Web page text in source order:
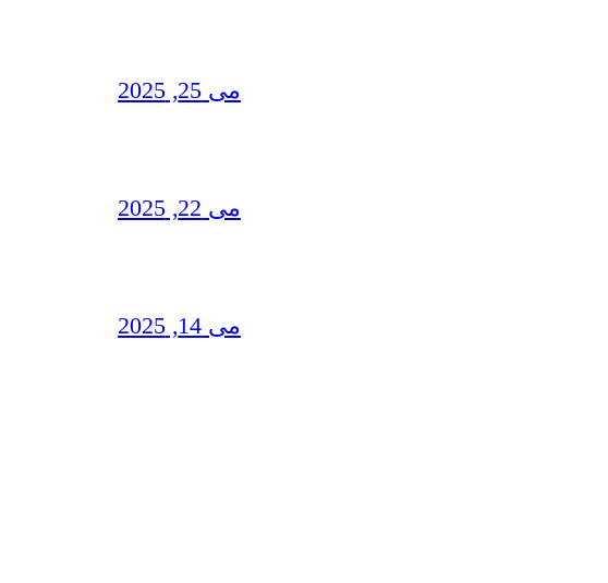
می 25, 2025
می 22, 2025
می 14, 2025